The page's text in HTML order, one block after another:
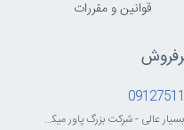
قوانين و مقررات
خرید اینترنتی پودر بندکشی رنگی با کیفیت بسیار عالی - شرکت بزرگ پاور میکس...